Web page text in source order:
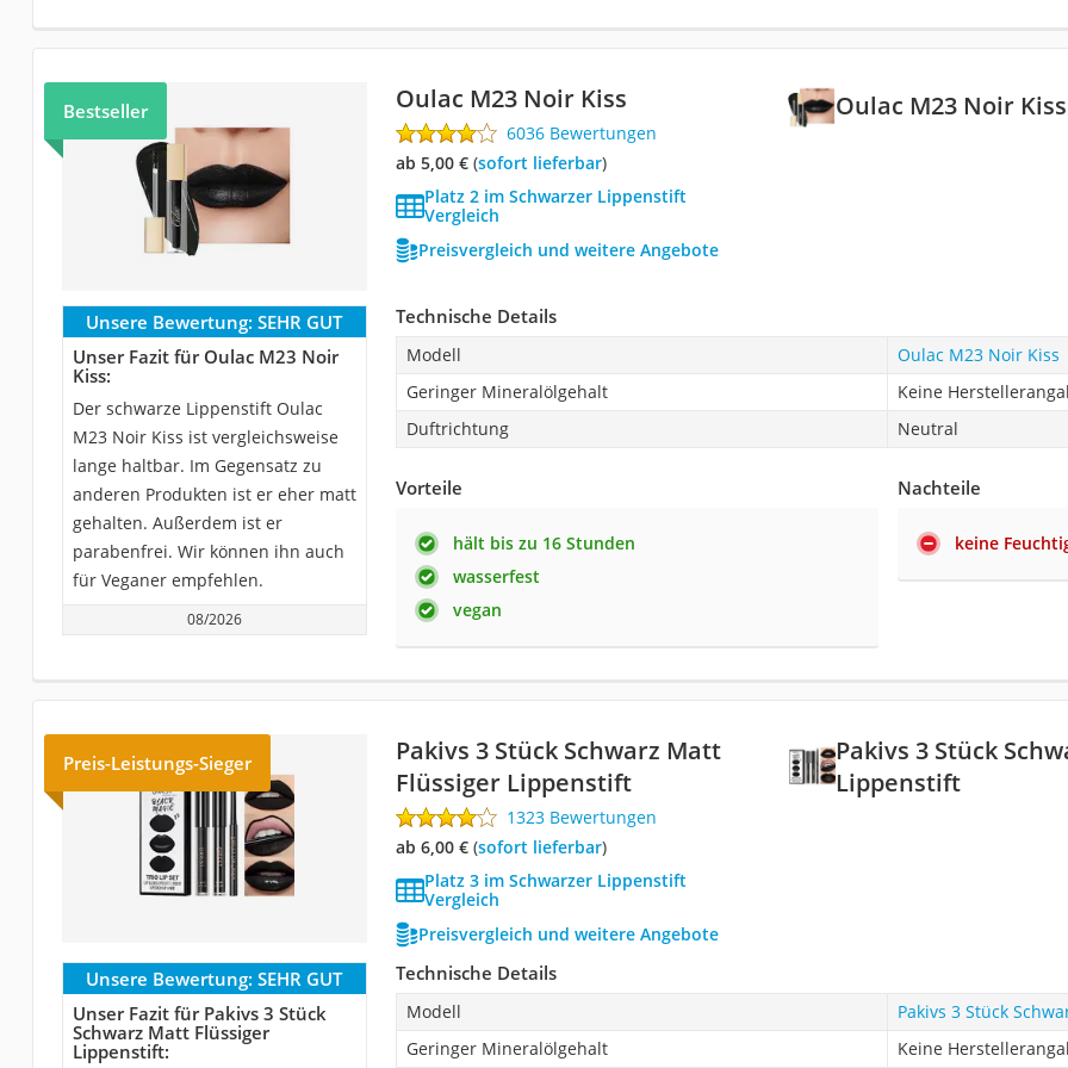
Oulac M23 Noir Kiss
Bestseller Oulac M23 Noir Kiss
6036 Bewertungen
ab 5,00 €( Sofort lieferbar)
Platz 2 im Schwarzer Lippenstift
Vergleich
Preisvergleich und weitere Angebote
Unsere Bewertung: SEHR GUT
Unser Fazit für Oulac M23 Noir
Kiss:
Der schwarze Lippenstift Oulac
M23 Noir Kiss ist vergleichsweise
lange haltbar. Im Gegensatz zu
anderen Produkten ist er eher matt
gehalten. Außerdem ist er
parabenfrei. Wir können ihn auch
für Veganer empfehlen.
08/2026
Technische Details
Modell
Oulac M23 Noir Kiss
Geringer Mineralölgehalt
Keine
Duftrichtung
Neutral
Vorteile
hält bis zu 16 Stunden
wasserfest
vegan
Nachteile
keine
Pakivs 3 Stück
Lippenstift
Preis-Leistungs-Sieger
Pakivs 3 Stück Schwarz Matt
Flüssiger Lippenstift
1323 Bewertungen
ab 6,00 €( Sofort lieferbar)
Platz 3 im Schwarzer Lippenstift
Vergleich
Preisvergleich und weitere Angebote
Unsere Bewertung: SEHR GUT
Unser Fazit für Pakivs 3 Stück
Schwarz Matt Flüssiger
Lippenstift:
Technische Details
Modell
Pakivs 3 Stück
Geringer Mineralölgehalt
Keine